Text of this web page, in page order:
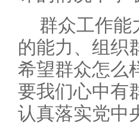
群众工作能
的能力、组织
希望群众怎么
要我们心中有
认真落实党中